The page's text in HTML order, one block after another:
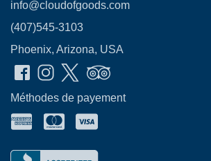
info@cloudofgoods.com
(407)545-3103
Phoenix, Arizona, USA
Méthodes de payement